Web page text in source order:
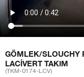
GÖMLEK/SLOUCHY
LACIVERT TAKIM
(TKM-0174-LCV)